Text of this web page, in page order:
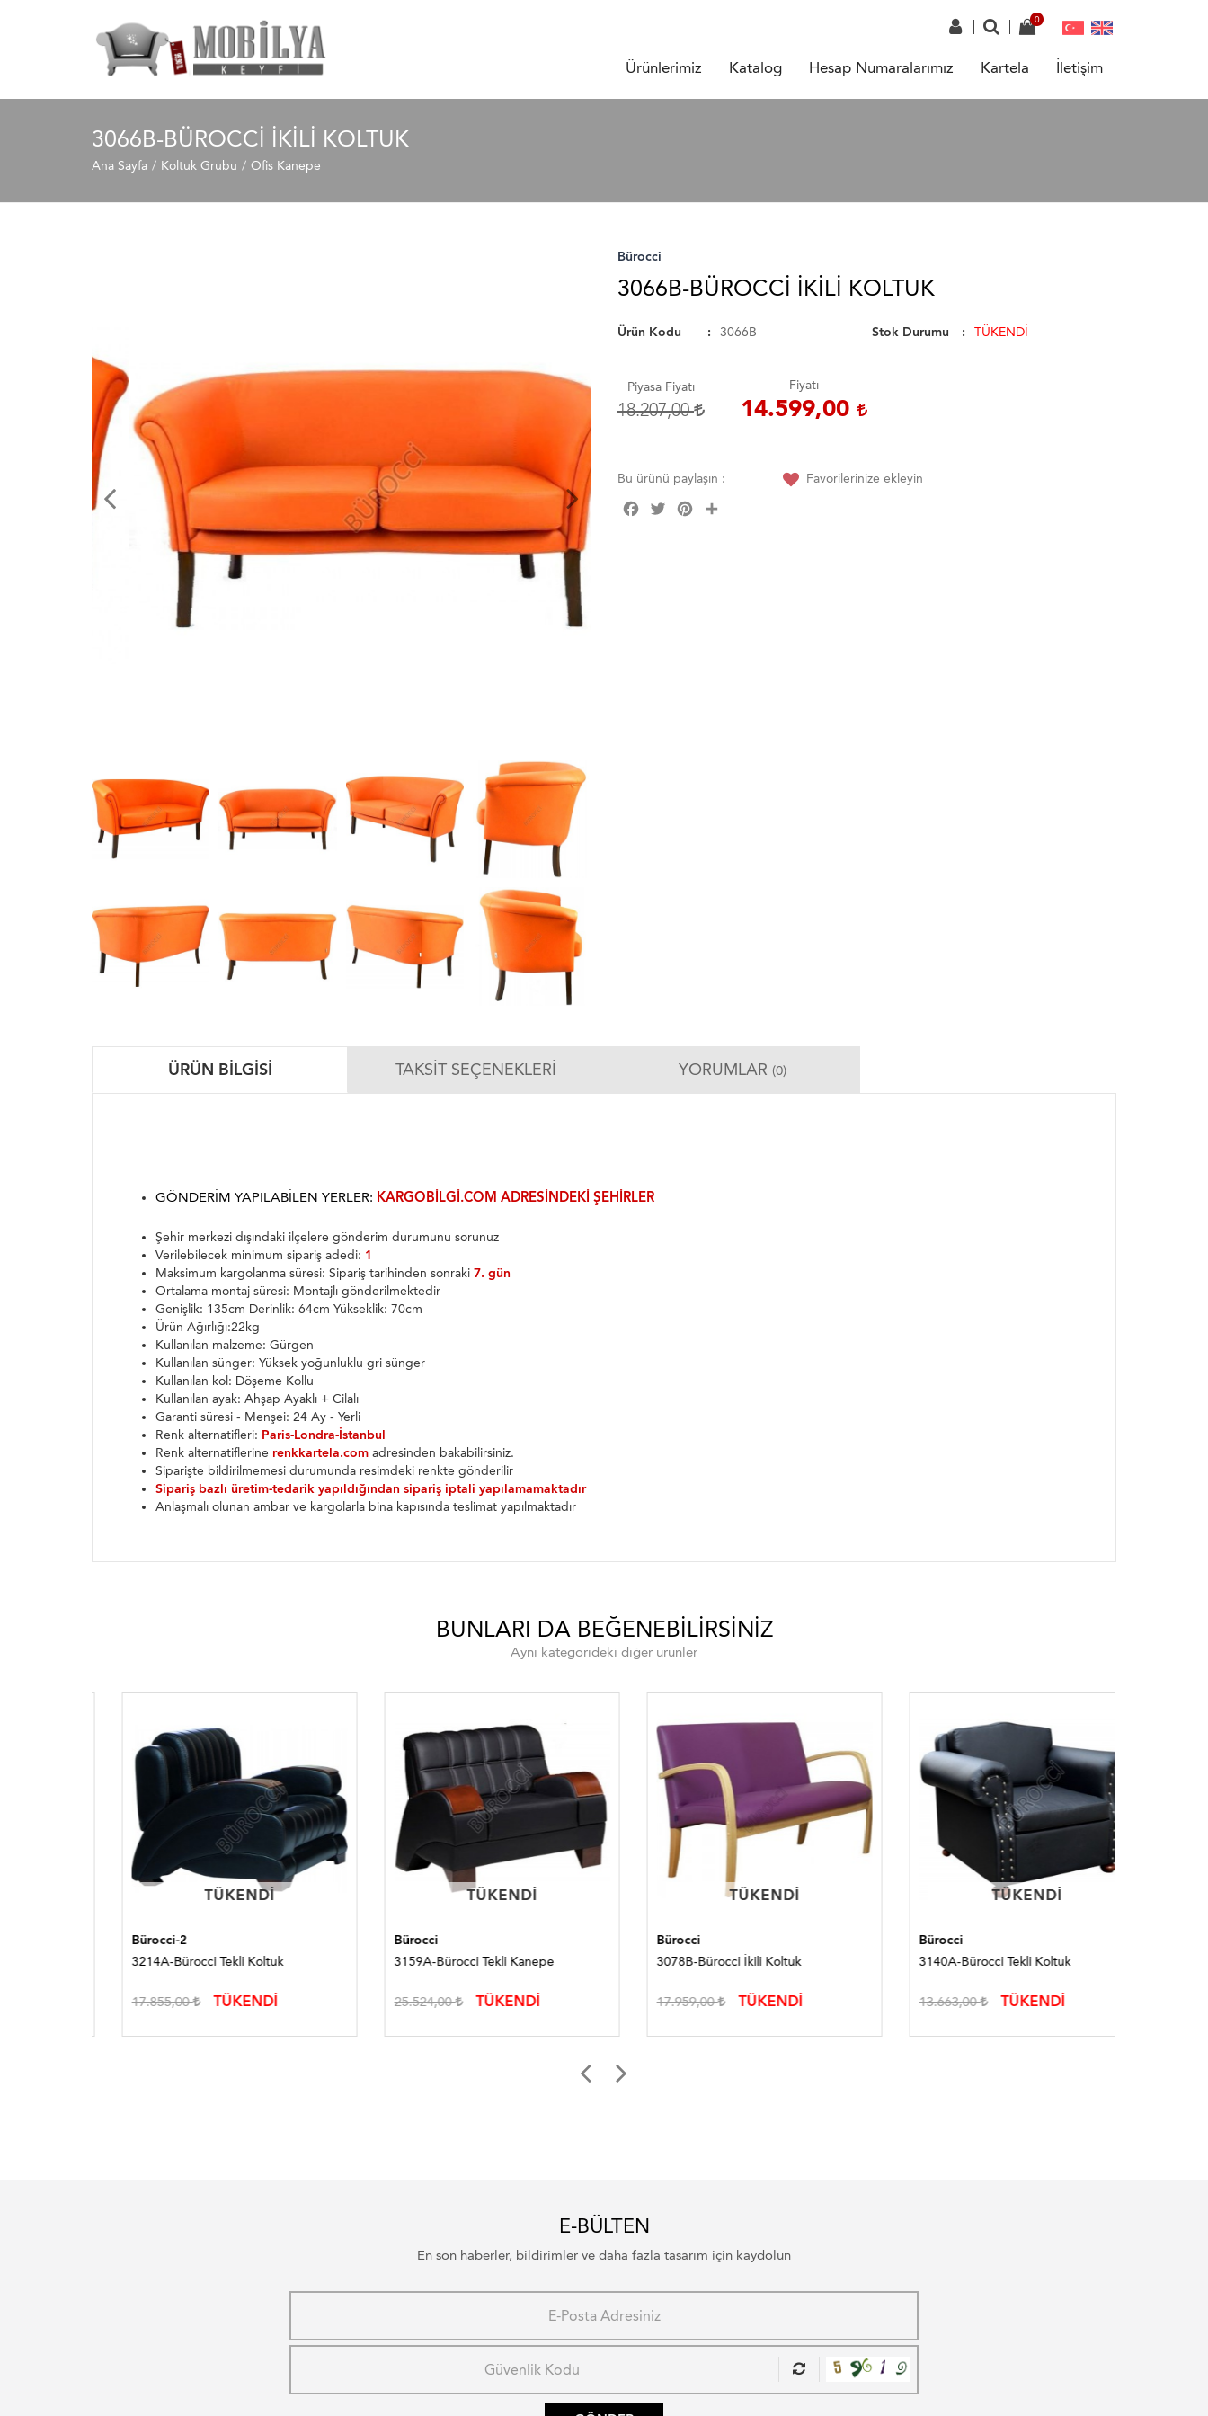
Ürünlerimiz Katalog Hesap Numaralarımız Kartela İletişim
3066B-BÜROCCI İKILI KOLTUK
Ana Sayfa Koltuk Grubu Ofis Kanepe
Bürocci
3066B-BÜROCCI İKILI KOLTUK
Ürün Kodu 3066B Stok Durumu TÜKENDİ
Piyasa Fiyatı
18.207,00
Fiyatı
14.599,00
Bu ürünü paylaşın :
FacebookTwitterPinterest
Favorilerinize ekleyin
ÜRÜN BILGISI TAKSIT SEÇENEKLERI YORUMLAR (0)
GÖNDERIM YAPILABILEN YERLER: KARGOBILGI.COM ADRESINDEKI ŞEHIRLER
Şehir merkezi dışındaki ilçelere gönderim durumunu sorunuz
Verilebilecek minimum sipariş adedi: 1
Maksimum kargolanma süresi: Sipariş tarihinden sonraki 7. gün
Ortalama montaj süresi: Montajlı gönderilmektedir
Genişlik: 135cm Derinlik: 64cm Yükseklik: 70cm
Ürün Ağırlığı:22kg
Kullanılan malzeme: Gürgen
Kullanılan sünger: Yüksek yoğunluklu gri sünger
Kullanılan kol: Döşeme Kollu
Kullanılan ayak: Ahşap Ayaklı + Cilalı
Garanti süresi - Menşei: 24 Ay - Yerli
Renk alternatifleri: Paris-Londra-İstanbul
Renk alternatiflerine renkkartela.com adresinden bakabilirsiniz.
Siparişte bildirilmemesi durumunda resimdeki renkte gönderilir
Sipariş bazlı üretim-tedarik yapıldığından sipariş iptali yapılamamaktadır
Anlaşmalı olunan ambar ve kargolarla bina kapısında teslimat yapılmaktadır
BUNLARI DA BEĞENEBILIRSINIZ
Aynı kategorideki diğer ürünler
TÜKENDI
TÜKENDI
Bürocci-2
3214A-Bürocci Tekli Koltuk
17.855,00 TÜKENDİ
TÜKENDI
TÜKENDI
Bürocci
3159A-Bürocci Tekli Kanepe
25.524,00 TÜKENDİ
TÜKENDI
TÜKENDI
Bürocci
3078B-Bürocci İkili Koltuk
17.959,00 TÜKENDİ
TÜKENDI
TÜKENDI
Bürocci
3140A-Bürocci Tekli Koltuk
13.663,00 TÜKENDİ
E-BÜLTEN
En son haberler, bildirimler ve daha fazla tasarım için kaydolun